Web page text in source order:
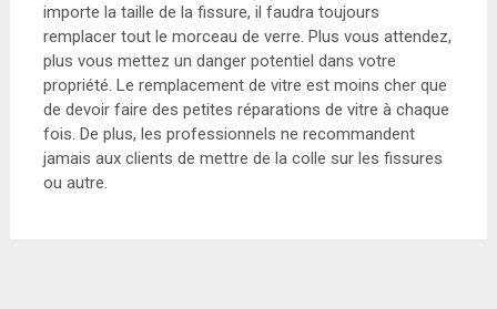
importe la taille de la fissure, il faudra toujours
remplacer tout le morceau de verre. Plus vous attendez,
plus vous mettez un danger potentiel dans votre
propriété. Le remplacement de vitre est moins cher que
de devoir faire des petites réparations de vitre à chaque
fois. De plus, les professionnels ne recommandent
jamais aux clients de mettre de la colle sur les fissures
ou autre.